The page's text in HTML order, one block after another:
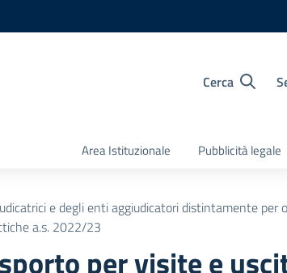
Cerca
Area Istituzionale Pubblicità legale
e degli enti aggiudicatori distintamente per
a.s. 2022/23
per visite e